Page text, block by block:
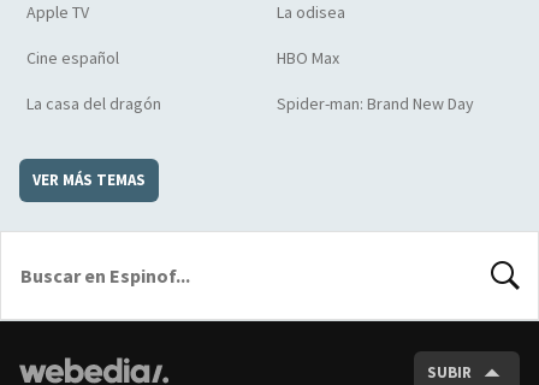
Apple TV La odisea
Cine español HBO Max
La casa del dragón Spider-man: Brand New Day
VER MÁS TEMAS
SUBIR